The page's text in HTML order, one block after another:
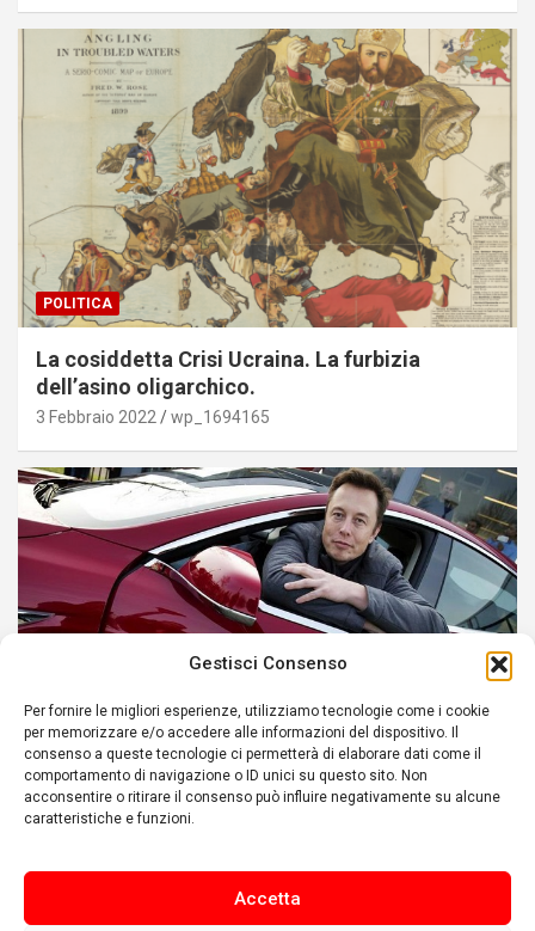
Gestisci Consenso
Per fornire le migliori esperienze, utilizziamo tecnologie come i cookie
per memorizzare e/o accedere alle informazioni del dispositivo. Il
consenso a queste tecnologie ci permetterà di elaborare dati come il
comportamento di navigazione o ID unici su questo sito. Non
acconsentire o ritirare il consenso può influire negativamente su alcune
caratteristiche e funzioni.
Accetta
POLITICA
La cosiddetta Crisi Ucraina. La furbizia
dell’asino oligarchico.
3 Febbraio 2022 wp_1694165
GUERRA CULTURALE: Si prepara il terreno per
il nuovo gigante mediatico di Trump?